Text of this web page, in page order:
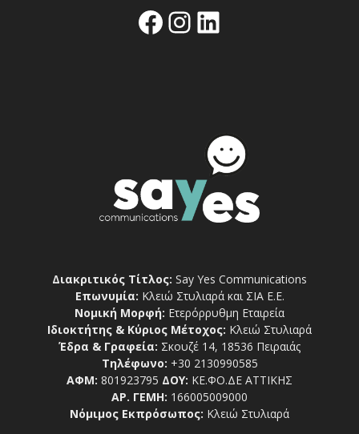
Facebook
Instagram
Linkedin
Διακριτικός Τίτλος: Say Yes Communications
Επωνυμία: Κλειώ Στυλιαρά και ΣΙΑ Ε.Ε.
Νομική Μορφή: Ετερόρρυθμη Εταιρεία
Ιδιοκτήτης & Κύριος Μέτοχος: Κλειώ Στυλιαρά
Έδρα & Γραφεία: Σκουζέ 14, 18536 Πειραιάς
Τηλέφωνο: +30 2130990585
ΑΦΜ: 801923795 ΔΟΥ: ΚΕ.ΦΟ.ΔΕ ΑΤΤΙΚΗΣ
ΑΡ. ΓΕΜΗ: 166005009000
Νόμιμος Εκπρόσωπος: Κλειώ Στυλιαρά